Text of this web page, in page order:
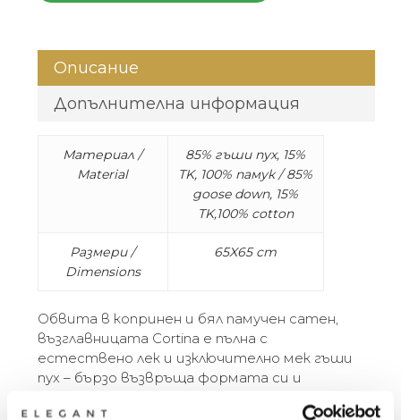
Описание
Допълнителна информация
Материал /
Material
85% гъши пух, 15%
TK, 100% памук / 85%
goose down, 15%
TK,100% cotton
Размери /
Dimensions
65X65 cm
Обвита в копринен и бял памучен сатен,
възглавницата Cortina е пълна с
естествено лек и изключително мек гъши
пух – бързо възвръща формата си и